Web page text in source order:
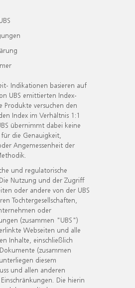
Indikationen basieren auf
UBS emittierten Index-
Produkte versuchen den
Index im Verhältnis 1:1
übernimmt dabei keine
die Genauigkeit,
Angemessenheit der
und regulatorische
Nutzung und der Zugriff
oder andere von der UBS
Tochtergesellschaften,
oder
(zusammen "UBS")
Webseiten und alle
Inhalte, einschließlich
(zusammen
diesem
und allen anderen
Die hierin